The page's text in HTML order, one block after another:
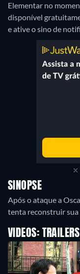
Elementar no
disponível
e ative o sino de
SINOPSE
Após o ataque a
VIDEOS: